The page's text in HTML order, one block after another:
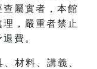
屬實者，本館
，嚴重者禁止
費。
材料、講義、